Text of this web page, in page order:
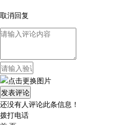
取消回复
还没有人评论此条信息！
拨打电话